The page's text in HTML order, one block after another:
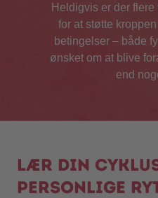
Heldigvis er der
for at støtte
betingelser – både
ønsket om at blive
end
Lær din
personlige